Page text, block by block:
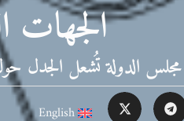
الجهات
الدولة تُشعل الجدل حول
English